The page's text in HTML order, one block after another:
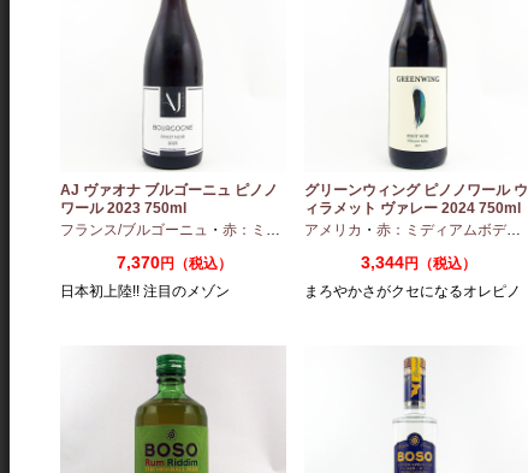
AJ ヴァオナ ブルゴーニュ ピノノ
ワール 2023 750ml
フランス/ブルゴーニュ ・ 赤：ミディアムボディ ・ピノノワール
7,370円（税込）
日本初上陸!! 注目のメゾン
グリーンウィング ピノノワール ウ
ィラメット ヴァレー 2024 750ml
アメリカ ・ 赤：ミディアムボディ
3,344円（税込）
まろやかさがクセになるオレピノ